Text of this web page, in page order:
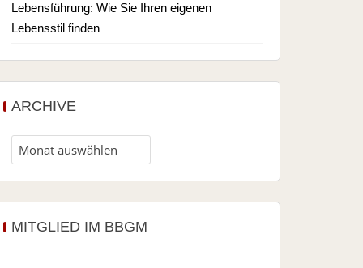
Lebensführung: Wie Sie Ihren eigenen
Lebensstil finden
ARCHIVE
MITGLIED IM BBGM